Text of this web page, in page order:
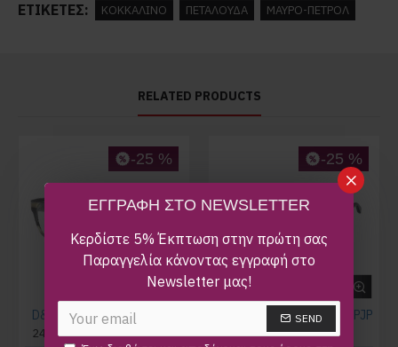
ΕΓΓΡΑΦΗ ΣΤΟ NEWSLETTER
Κερδίστε 5% Έκπτωση στην πρώτη σας
Παραγγελία κάνοντας εγγραφή στο
Newsletter μας!
SEND
ΕΤΙΚΈΤΕΣ: ΚΟΚΚΑΛΙΝΟ ΠΕΤΑΛΟΥΔΑ ΜΑΥΡΟ-ΠΕΤΡΟΛ
RELATED PRODUCTS
-25 %
D&G DG3350 3390
243,00€ 325,00€
-25 %
MARC JACOBS MJ1077 PJP
290,00€ 385,00€